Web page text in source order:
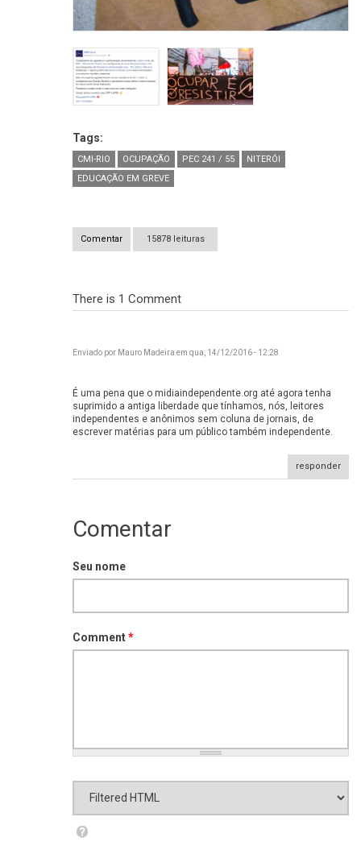
Tags:
CMI-RIO OCUPAÇÃO PEC 241 / 55
NITERÓI
EDUCAÇÃO EM GREVE
Comentar 15878 leituras
There is 1 Comment
Enviado por Mauro Madeira em qua, 14/12/2016 - 12:28
É uma pena que o
É uma pena que o midiaindependente.org até agora tenha
suprimido a antiga liberdade que tínhamos, nós, leitores
independentes e anônimos sem coluna de jornais, de
escrever matérias para um público também independente.
responder
Comentar
Seu nome
Comment*
Formato de texto